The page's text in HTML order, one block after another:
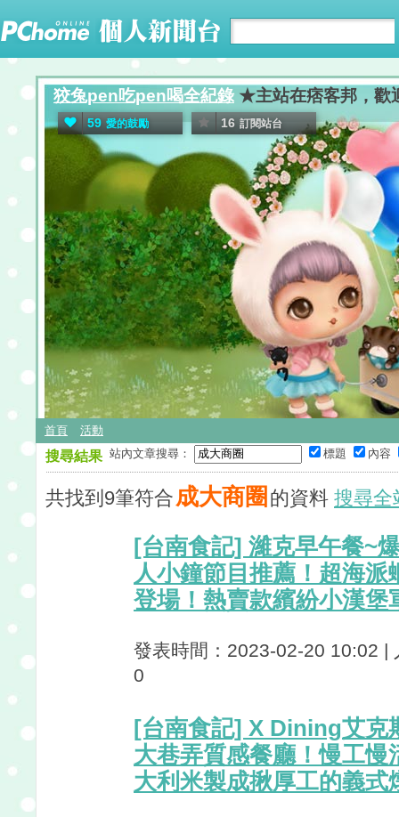
狡兔pen吃pen喝全紀錄 ★主站在痞客邦，歡
59 愛的鼓勵 16 訂閱站台
首頁 活動
搜尋結果 站內文章搜尋： 標題 內容
共找到9筆符合 成大商圈 的資料 搜尋全
[台南食記] 濰克早午餐~
人小鐘節目推薦！超海派
登場！熱賣款繽紛小漢堡
發表時間：2023-02-20 10:02 |
0
[台南食記] X Dining艾克
大巷弄質感餐廳！慢工慢
大利米製成揪厚工的義式